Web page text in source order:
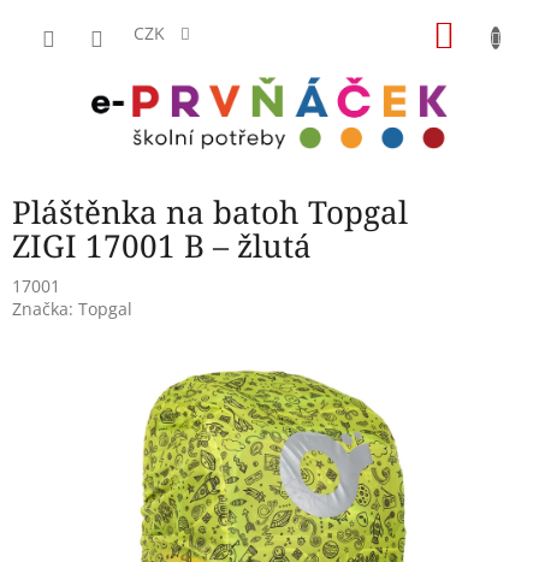
CZK
Pláštěnka na batoh Topgal
ZIGI 17001 B – žlutá
17001
Značka: Topgal